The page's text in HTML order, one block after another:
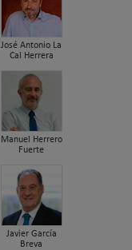
José Antonio La
Cal Herrera
Manuel Herrero
Fuerte
Javier García
Breva